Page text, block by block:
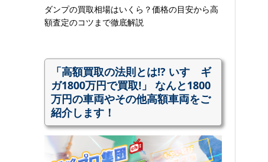
ダンプの買取相場はいくら？価格の目安から高
額査定のコツまで徹底解説
「高額買取の法則とは!? いすゞギ
ガ1800万円で買取!」 なんと1800
万円の車両やその他高額車両をご
紹介します！